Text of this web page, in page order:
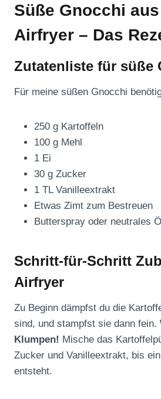
Süße Gnocchi
Airfryer – Das
Zutatenliste für süße
Für meine süßen Gnocchi
250 g Kartoffeln
100 g Mehl
1 Ei
30 g Zucker
1 TL Vanilleextrakt
Etwas Zimt zum Bestreuen
Butterspray oder neutrales
Schritt-für-Schritt
Airfryer
Zu Beginn dämpfst du die
sind, und stampfst sie dann fein.
Klumpen! Mische das
Zucker und Vanilleextrakt, bis
entsteht.